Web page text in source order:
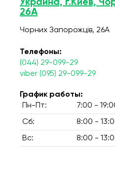
Украина, г.Киев,
26А
Чорних Запорожців, 26А
Телефоны:
(044) 29-099-29
viber (095) 29-099-29
График работы:
Пн-Пт:
7:00 -
Сб: 8:00 -
Вс: 8:00 -